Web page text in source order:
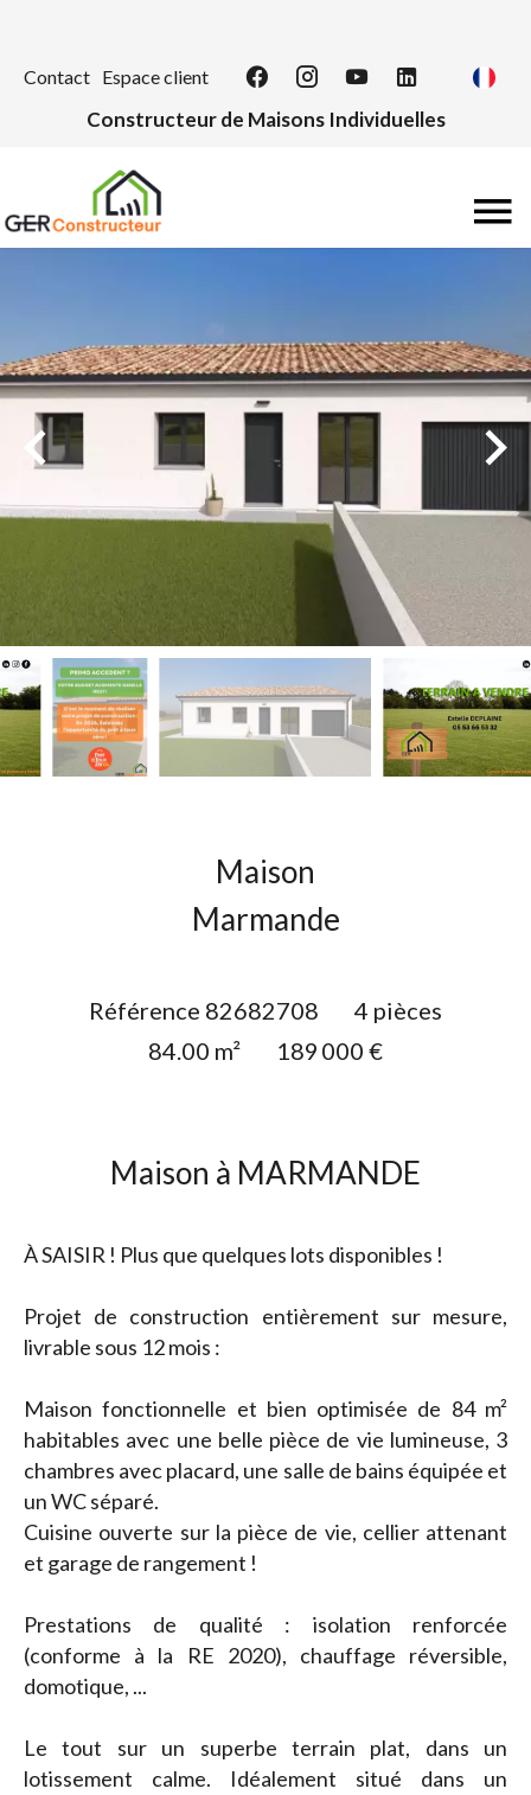
Contact Espace client
Constructeur de Maisons Individuelles
Maison
Marmande
Référence 82682708
4 pièces
84.00 m² 189 000 €
Maison à MARMANDE
À SAISIR ! Plus que quelques lots disponibles !
Projet de construction entièrement sur mesure,
livrable sous 12 mois :
Maison fonctionnelle et bien optimisée de 84 m²
habitables avec une belle pièce de vie lumineuse, 3
chambres avec placard, une salle de bains équipée et
un WC séparé.
Cuisine ouverte sur la pièce de vie, cellier attenant
et garage de rangement !
Prestations de qualité : isolation renforcée
(conforme à la RE 2020), chauffage réversible,
domotique, ...
Le tout sur un superbe terrain plat, dans un
lotissement calme. Idéalement situé dans un